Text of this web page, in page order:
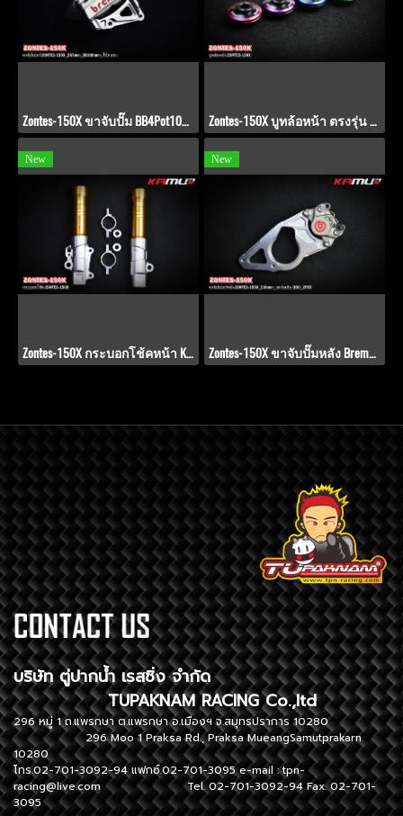
Zontes-150X ขาจับปั๊ม BB4Pot100mmโช้คแต่ง_จานขนาด 267 มิล. Zontes-150X บูทล้อหน้า ตรงรุ่น Zontes 150-X KAMUI 2-Tone
New
Zontes-150X กระบอกโช้คหน้า KAMUI CNC
New
Zontes-150X ขาจับปั๊มหลัง Brembo 2 Pot สำหรับจานขนาด 230 มิล
บริษัท ตู่ปากน้ำ เรสซิ่ง จำกัด
TUPAKNAM RACING Co.,ltd
296 หมู่ 1 ถ.แพรกษา ต.แพรกษา อ.เมืองฯ จ.สมุทรปราการ 10280
296 Moo 1 Praksa Rd., Praksa MueangSamutprakarn
10280
โทร.02-701-3092-94 แฟกซ์.02-701-3095 e-mail :tpn-
racing@live.com Tel. 02-701-3092-94 Fax. 02-701-
3095